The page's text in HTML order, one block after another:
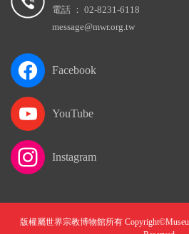
電話 ： 02-8231-6118
message@mwr.org.tw
Facebook
YouTube
Instagram
版權屬世界宗教博物館所有